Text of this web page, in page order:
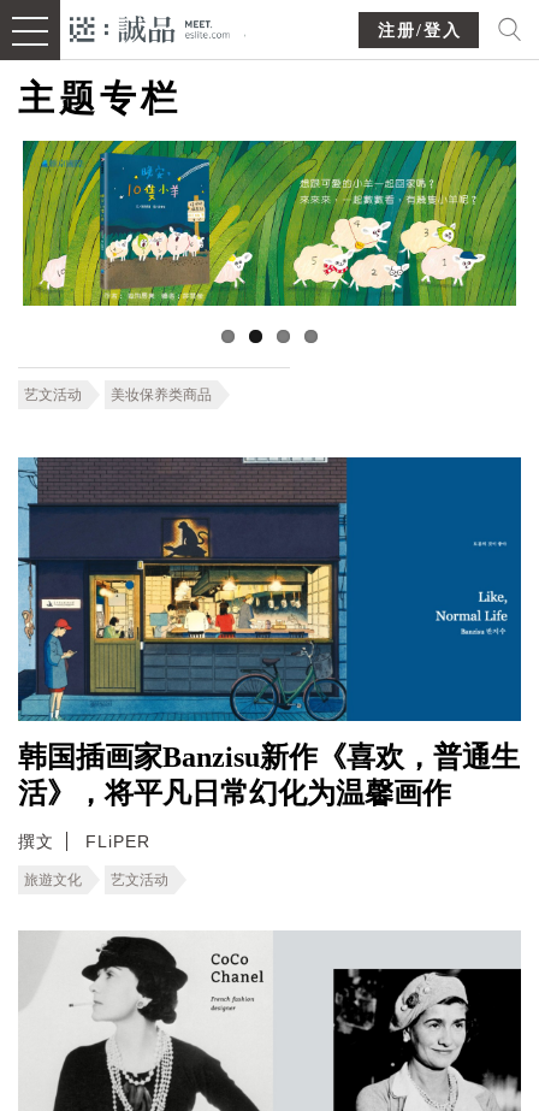
注册/登入
主题专栏
艺文活动 美妆保养类商品
韩国插画家Banzisu新作《喜欢，普通生
活》，将平凡日常幻化为温馨画作
撰文 FLiPER
旅遊文化 艺文活动